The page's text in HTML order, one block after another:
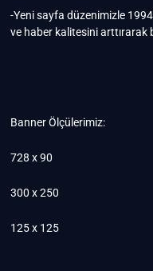
-Yeni sayfa düzenimizle
ve haber kalitesini arttırarak
Banner Ölçülerimiz:
728 x 90
300 x 250
125 x 125